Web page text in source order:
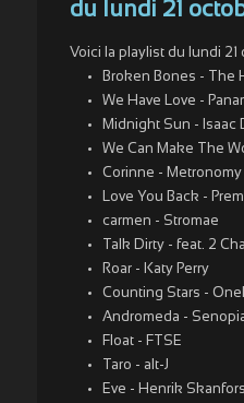
du lundi 21
Voici la playlist du lundi 21
Broken Bones - The
We Have Love -
Midnight Sun - Isaac
We Can Make The
Corinne - Metronomy
Love You Back -
carmen - Stromae
Talk Dirty - feat. 2
Roar - Katy Perry
Counting Stars -
Andromeda -
Float - FTSE
Taro - alt-J
Eve - Henrik Skanfors